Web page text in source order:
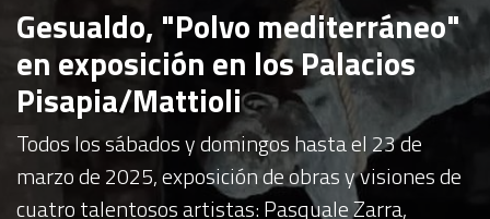
Gesualdo, "Polvo mediterráneo"
en exposición en los Palacios
Pisapia/Mattioli
Todos los sábados y domingos hasta el 23 de
marzo de 2025, exposición de obras y visiones de
cuatro talentosos artistas: Pasquale Zarra,